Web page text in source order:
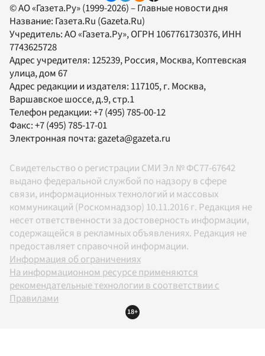
© АО «Газета.Ру» (1999-2026) – Главные новости дня
Название: Газета.Ru (Gazeta.Ru)
Учредитель:АО «Газета.Ру», ОГРН 1067761730376, ИНН
7743625728
Адрес учредителя: 125239, Россия, Москва, Коптевская
улица, дом 67
Адрес редакции и издателя: 117105, г. Москва,
Варшавское шоссе, д.9, стр.1
Телефон редакции:+7 (495) 785-00-12
Факс:+7 (495) 785-17-01
Электронная почта: gazeta@gazeta.ru
Свидетельство о регистрации СМИ Эл № ФС77-67642
выдано федеральной службой по надзору в сфере
связи, информационных технологий и массовых
коммуникаций (Роскомнадзор) 10.11.2016 г. Редакция не
несет ответственности за достоверность информации,
содержащейся в рекламных объявлениях. Редакция не
предоставляет справочной информации.
Информация об ограничениях
На информационном ресурсе применяются
рекомендательные технологии в соответствии с
Правилами
18+